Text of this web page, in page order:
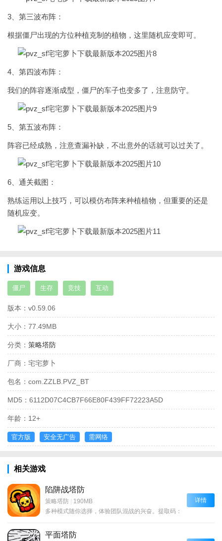
3、第三波布阵：
根据僵尸出现的方位种植克制的植物，这里随机应变即可。
4、第四波布阵：
我们的阵容逐渐成型，僵尸的车子也变多了，注意防守。
5、第五波布阵：
阵容已经成熟，注意查漏补缺，不出意外的话就可以过关了。
6、通关截图：
熟练运用以上技巧，可以模仿布阵来种植植物，但重要的还是
随机应变。
游戏信息
僵尸 生存 竞技 互动
版本： v0.59.06
大小： 77.49MB
分类： 策略塔防
厂商： 宅宅萝卜
包名： com.ZZLB.PVZ_BT
MD5： 6112D07C4CB7F66E80F439FF72223A5D
年龄： 12+
官方版 安全无广告 需网络
相关游戏
陷阱战塔防
策略塔防 | 190MB
多种模式随你选择，体验团队混战的兴奋。提取码：6666
详情
平面塔防